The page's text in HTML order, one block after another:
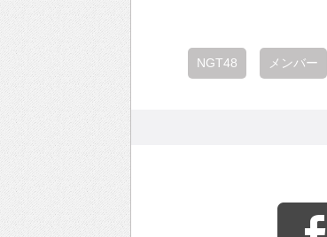
NGT48 メンバー